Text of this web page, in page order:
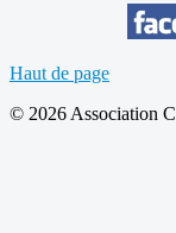
Haut de page
© 2026 Association